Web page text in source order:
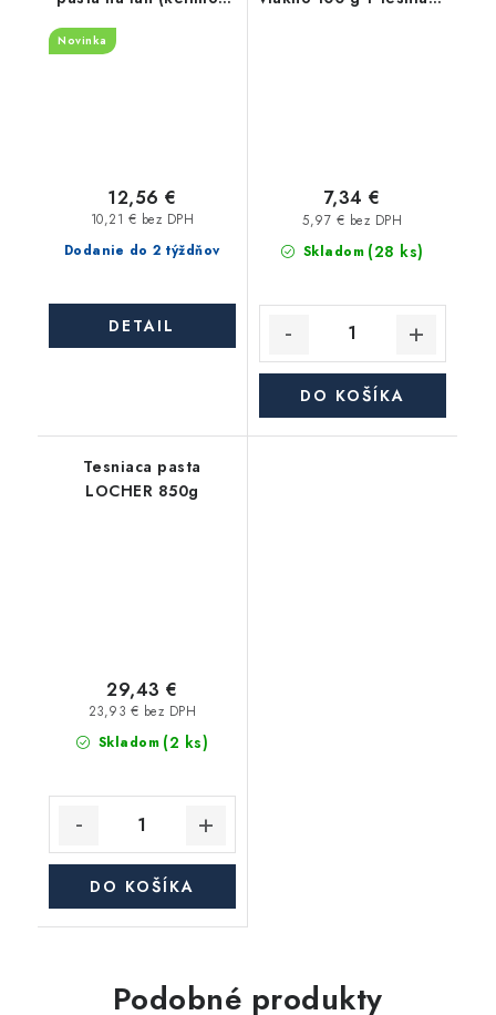
Novinka
Dodanie do 2 týždňov
10,21 € bez DPH
12,56 €
DETAIL
Skladom (28 ks)
5,97 € bez DPH
7,34 €
DO KOŠÍKA
Tesniaca pasta
LOCHER 850g
Skladom (2 ks)
23,93 € bez DPH
29,43 €
DO KOŠÍKA
Podobné produkty